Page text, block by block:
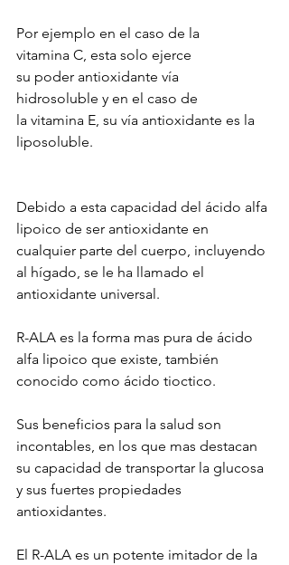
Por ejemplo en el caso de la
vitamina C, esta solo ejerce
su poder antioxidante vía
hidrosoluble y en el caso de
la vitamina E, su vía antioxidante es la
liposoluble.
Debido a esta capacidad del ácido alfa
lipoico de ser antioxidante en
cualquier parte del cuerpo, incluyendo
al hígado, se le ha llamado el
antioxidante universal.
R-ALA es la forma mas pura de ácido
alfa lipoico que existe, también
conocido como ácido tioctico.
Sus beneficios para la salud son
incontables, en los que mas destacan
su capacidad de transportar la glucosa
y sus fuertes propiedades
antioxidantes.
El R-ALA es un potente imitador de la